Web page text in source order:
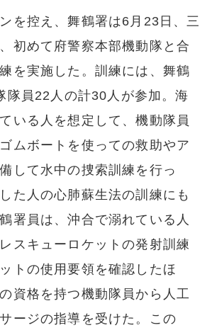
を控え、舞鶴署は6月23日、三
初めて府警察本部機動隊と合
を実施した。訓練には、舞鶴
隊員22人の計30人が参加。海
いる人を想定して、機動隊員
ムボートを使っての救助やア
して水中の捜索訓練を行っ
た人の心肺蘇生法の訓練にも
署員は、沖合で溺れている人
スキューロケットの発射訓練
トの使用要領を確認したほ
資格を持つ機動隊員から人工
ージの指導を受けた。この